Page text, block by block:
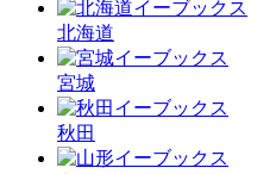
北海道
宮城
秋田